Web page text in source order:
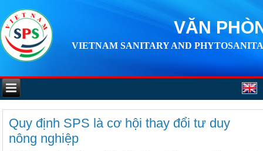
VĂN
VIETNAM SANITARY AND
Quy định SPS là cơ hội thay đổi tư duy
nông nghiệp